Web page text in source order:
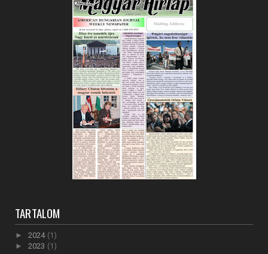
TARTALOM
► 2024 (1)
► 2023 (1)